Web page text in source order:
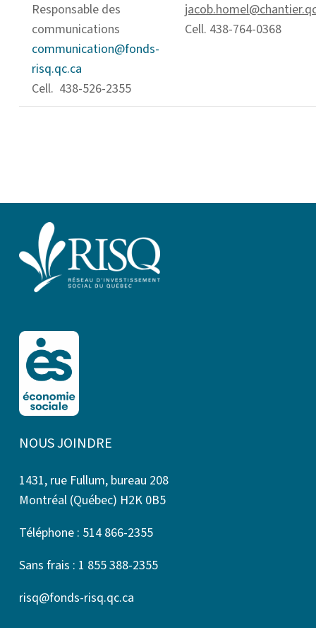
Responsable des
communications
communication@fonds-
risq.qc.ca
Cell. 438-526-2355
Cell. 438-764-0368
NOUS JOINDRE
1431, rue Fullum, bureau 208
Montréal (Québec) H2K 0B5
Téléphone : 514 866-2355
Sans frais : 1 855 388-2355
risq@fonds-risq.qc.ca